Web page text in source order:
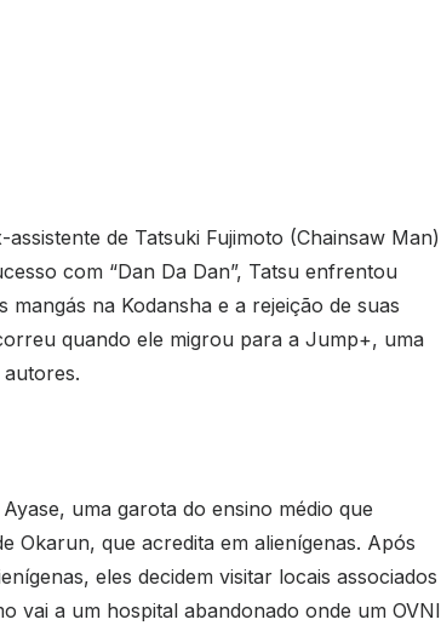
de Tatsuki Fujimoto (Chainsaw Man)
com “Dan Da Dan”, Tatsu enfrentou
na Kodansha e a rejeição de suas
quando ele migrou para a Jump+, uma
uma garota do ensino médio que
Okarun, que acredita em alienígenas. Após
eles decidem visitar locais associados
vai a um hospital abandonado onde um OVNI